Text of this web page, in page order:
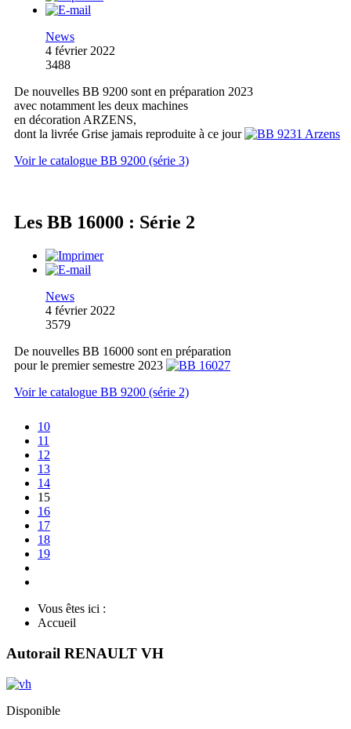
News
4 février 2022
3488
De nouvelles BB 9200 sont en préparation 2023
avec notamment les deux machines
en décoration ARZENS,
dont la livrée Grise jamais reproduite à ce jour
Voir le catalogue BB 9200 (série 3)
Les BB 16000 : Série 2
News
4 février 2022
3579
De nouvelles BB 16000 sont en préparation
pour le premier semestre 2023
Voir le catalogue BB 9200 (série 2)
10
11
12
13
14
15
16
17
18
19
Vous êtes ici :
Accueil
Autorail RENAULT VH
Disponible